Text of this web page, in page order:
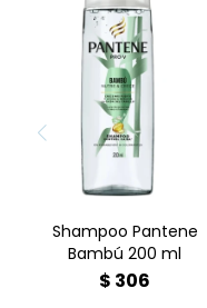
Inspirado en la resistencia
del bambú, este shampoo
ayuda a reducir la caída
del cabello debido al
quiebre, dejándolo más
fuerte, brillante y con una
apariencia saludable.
Shampoo Pantene
Bambú 200 ml
$ 306